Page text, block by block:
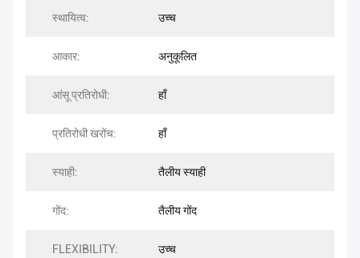
स्थायित्व: उच्च
आकार: अनुकूलित
आंसू प्रतिरोधी: हाँ
प्रतिरोधी खरोंच: हाँ
स्याही: तैलीय स्याही
गोंद: तैलीय गोंद
FLEXIBILITY: उच्च